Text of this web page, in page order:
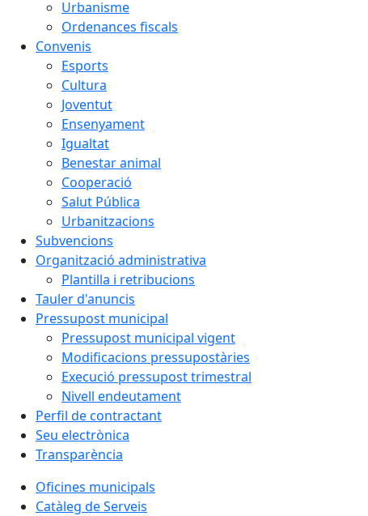
Urbanisme
Ordenances fiscals
Convenis
Esports
Cultura
Joventut
Ensenyament
Igualtat
Benestar animal
Cooperació
Salut Pública
Urbanitzacions
Subvencions
Organització administrativa
Plantilla i retribucions
Tauler d'anuncis
Pressupost municipal
Pressupost municipal vigent
Modificacions pressupostàries
Execució pressupost trimestral
Nivell endeutament
Perfil de contractant
Seu electrònica
Transparència
Oficines municipals
Catàleg de Serveis